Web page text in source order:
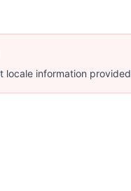
locale information provided